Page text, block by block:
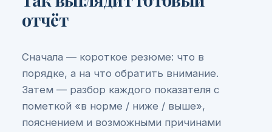
отчёт
Сначала — короткое резюме: что в
порядке, а на что обратить внимание.
Затем — разбор каждого показателя с
пометкой «в норме / ниже / выше»,
пояснением и возможными причинами